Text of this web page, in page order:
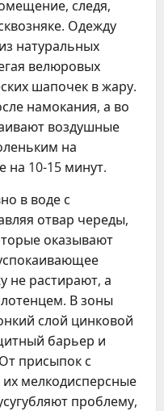
следя,
Одежду
натуральных
велюровых
шапочек в жару.
намокания, а во
воздушные
на
на 10-15 минут.
в воде с
отвар череды,
оказывают
не растирают, а
В зоны
слой цинковой
барьер и
присыпок с
мелкодисперсные
проблему,